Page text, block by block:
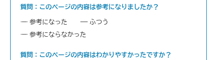
質問：このページの内容は参考になりましたか？
参考になった
ふつう
参考にならなかった
質問：このページの内容はわかりやすかったですか？